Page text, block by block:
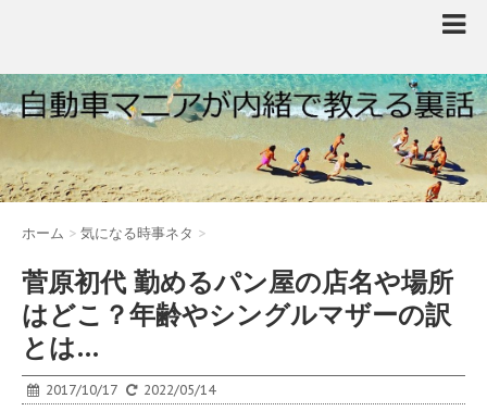
ホーム > 気になる時事ネタ >
菅原初代 勤めるパン屋の店名や場所
はどこ？年齢やシングルマザーの訳
とは…
2017/10/17 2022/05/14